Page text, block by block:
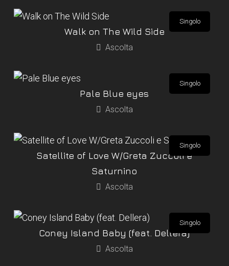
Singolo
Walk on The Wild Side
Ascolta
Singolo
Pale Blue eyes
Ascolta
Singolo
Satellite of Love W/Greta Zuccoli e
Saturnino
Ascolta
Singolo
Coney Island Baby (feat. Dellera)
Ascolta